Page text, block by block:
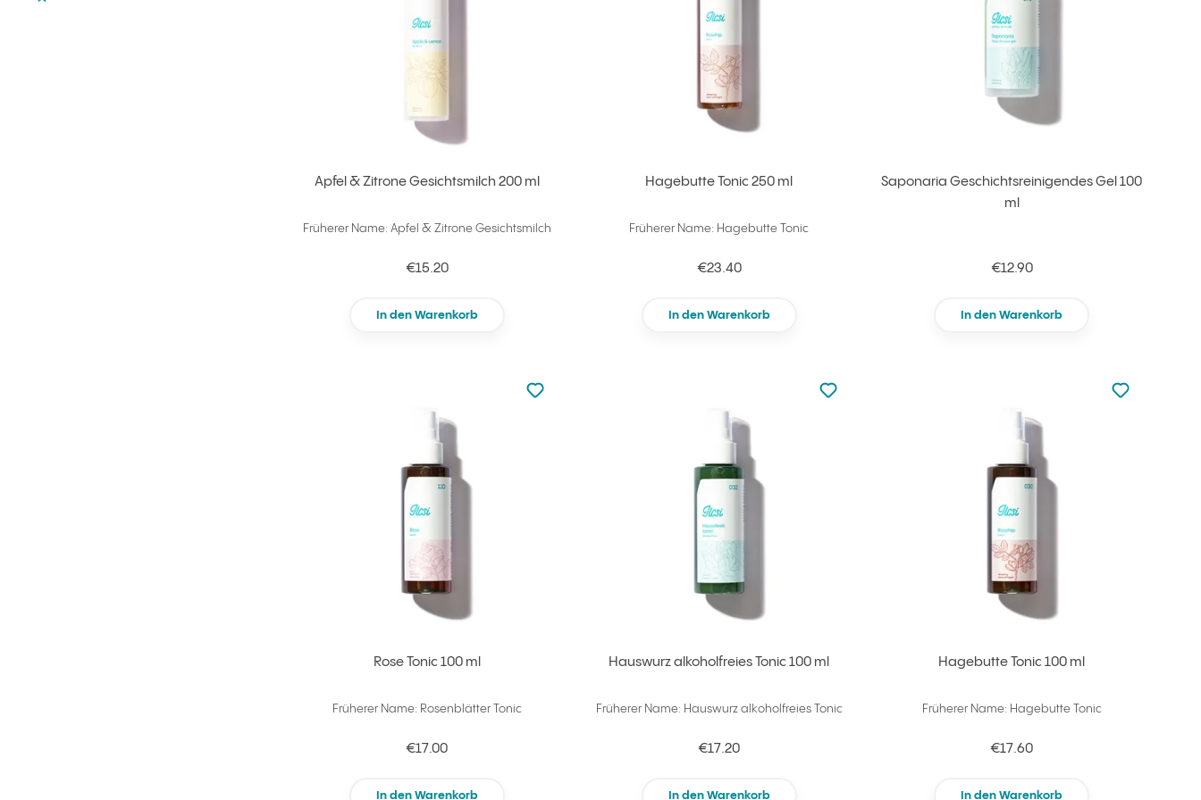
Apfel & Zitrone Gesichtsmilch 200 ml
Früherer Name: Apfel & Zitrone Gesichtsmilch
€15.20
In den Warenkorb
Hagebutte Tonic 250 ml
Früherer Name: Hagebutte Tonic
€23.40
In den Warenkorb
Saponaria Geschichtsreinigendes Gel 100
ml
€12.90
In den Warenkorb
Rose Tonic 100 ml
Früherer Name: Rosenblätter Tonic
€17.00
In den Warenkorb
zu den Favoriten nicht hinzugefügt
zu Ihren Favoriten hinzufügen
Hauswurz alkoholfreies Tonic 100 ml
Früherer Name: Hauswurz alkoholfreies Tonic
€17.20
In den Warenkorb
zu den Favoriten nicht hinzugefügt
zu Ihren Favoriten hinzufügen
Hagebutte Tonic 100 ml
Früherer Name: Hagebutte Tonic
€17.60
In den Warenkorb
zu den
zu Ihren